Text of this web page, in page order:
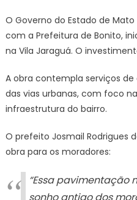
O Governo do Estado de
com a Prefeitura de Bonito,
na Vila Jaraguá. O
A obra contempla serviços
das vias urbanas, com foco
infraestrutura do bairro.
O prefeito Josmail Rodrigues
obra para os moradores:
“Essa pavimentação